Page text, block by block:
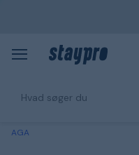
AGA